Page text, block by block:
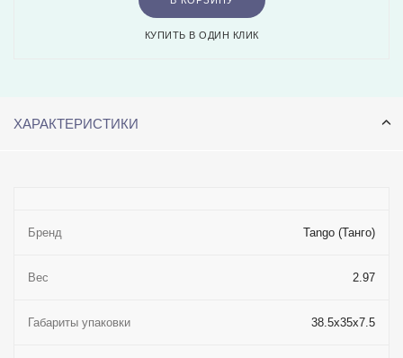
КУПИТЬ В ОДИН КЛИК
ХАРАКТЕРИСТИКИ
Бренд Tango (Танго)
Вес 2.97
Габариты упаковки 38.5x35x7.5